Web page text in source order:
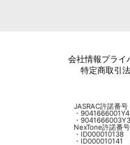
会社情報プライ
特定商取引
JASRAC許諾番号
・
・
NexTone許諾番号
・
・